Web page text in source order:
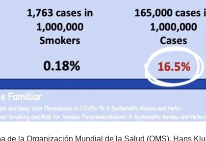
de la Organización Mundial de la Salud (OMS), Hans